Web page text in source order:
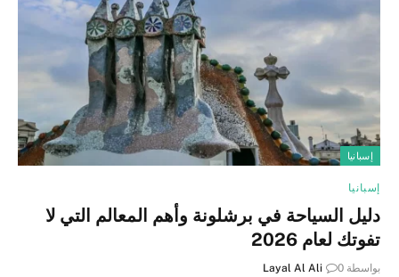
إسبانيا
إسبانيا
دليل السياحة في برشلونة وأهم المعالم التي لا
تفوتك لعام 2026
بواسطة Layal Al Ali 0